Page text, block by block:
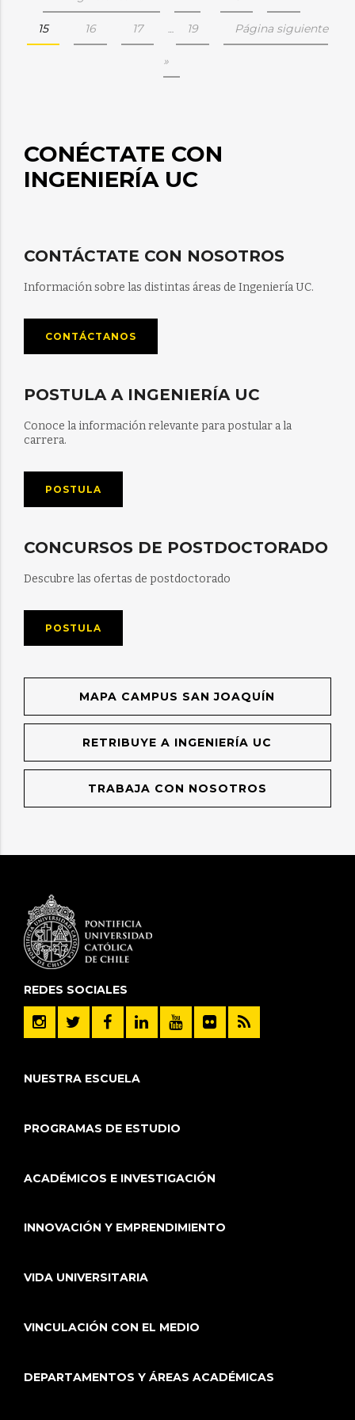
15 16 17 … 19 Página siguiente
»
CONÉCTATE CON
INGENIERÍA UC
CONTÁCTATE CON NOSOTROS
Información sobre las distintas áreas de Ingeniería UC.
CONTÁCTANOS
POSTULA A INGENIERÍA UC
Conoce la información relevante para postular a la
carrera.
POSTULA
CONCURSOS DE POSTDOCTORADO
Descubre las ofertas de postdoctorado
POSTULA
MAPA CAMPUS SAN JOAQUÍN
RETRIBUYE A INGENIERÍA UC
TRABAJA CON NOSOTROS
REDES SOCIALES
NUESTRA ESCUELA
PROGRAMAS DE ESTUDIO
ACADÉMICOS E INVESTIGACIÓN
INNOVACIÓN Y EMPRENDIMIENTO
VIDA UNIVERSITARIA
VINCULACIÓN CON EL MEDIO
DEPARTAMENTOS Y ÁREAS ACADÉMICAS